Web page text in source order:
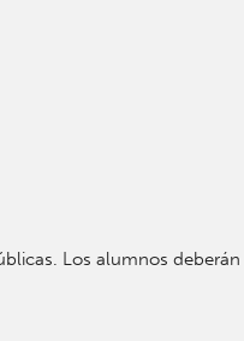
Los alumnos